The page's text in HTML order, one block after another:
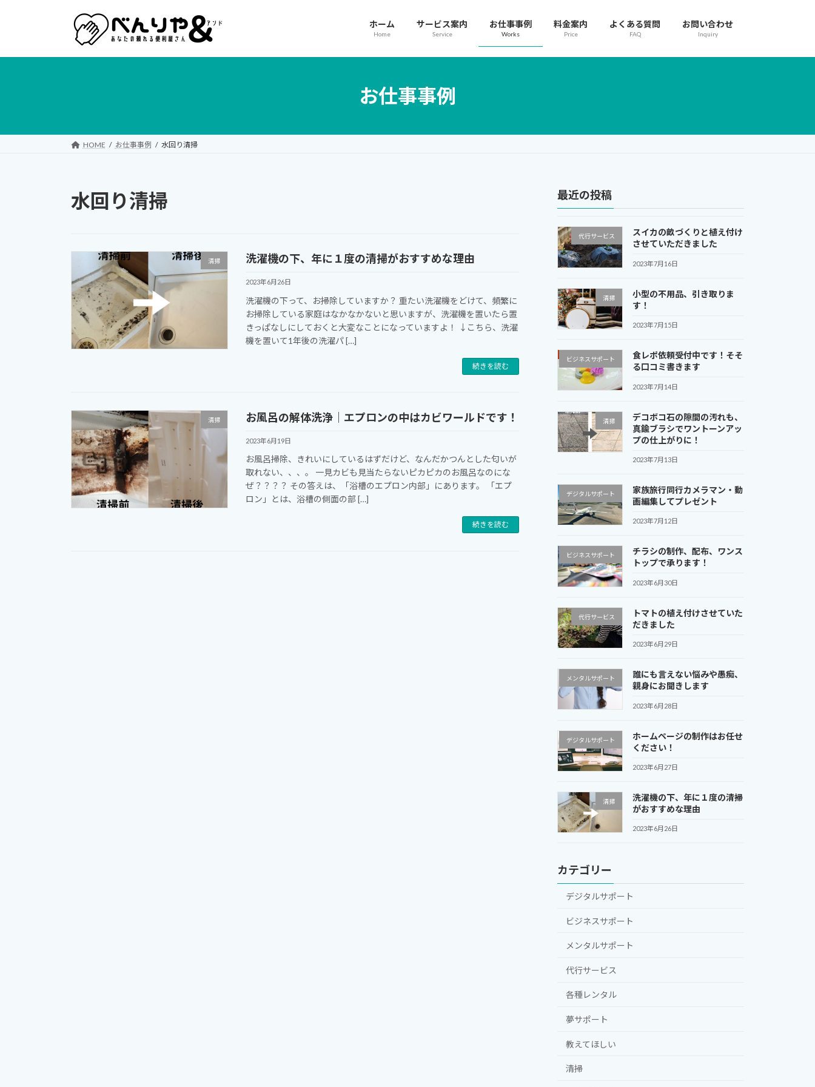
プ
動
ホーム
Home
サービス案内
Service
お仕事事例
Works
料金案内
Price
よくある質問
FAQ
お問い合わせ
Inquiry
お仕事事例
HOME お仕事事例 水回り清掃
水回り清掃
清掃 洗濯機の下、年に１度の清掃がおすすめな理由
2023年6月26日
洗濯機の下って、お掃除していますか？ 重たい洗濯機をどけて、頻繁に
お掃除している家庭はなかなかないと思いますが、洗濯機を置いたら置
きっぱなしにしておくと大変なことになっていますよ！ ↓こちら、洗濯
機を置いて1年後の洗濯パ […]
続きを読む
清掃 お風呂の解体洗浄｜エプロンの中はカビワールドです！
2023年6月19日
お風呂掃除、きれいにしているはずだけど、なんだかつんとした匂いが
取れない、、、。 一見カビも見当たらないピカピカのお風呂なのにな
ぜ？？？？ その答えは、「浴槽のエプロン内部」にあります。 「エプ
ロン」とは、浴槽の側面の部 […]
続きを読む
最近の投稿
代行サービス
スイカの畝づくりと植え付け
させていただきました
2023年7月16日
清掃
小型の不用品、引き取りま
す！
2023年7月15日
ビジネスサポート
食レポ依頼受付中です！そそ
る口コミ書きます
2023年7月14日
清掃
デコボコ石の隙間の汚れも、
真鍮ブラシでワントーンアッ
プの仕上がりに！
2023年7月13日
デジタルサポート
家族旅行同行カメラマン・動
画編集してプレゼント
2023年7月12日
ビジネスサポート
チラシの制作、配布、ワンス
トップで承ります！
2023年6月30日
代行サービス
トマトの植え付けさせていた
だきました
2023年6月29日
メンタルサポート
誰にも言えない悩みや愚痴、
親身にお聞きします
2023年6月28日
デジタルサポート
ホームページの制作はお任せ
ください！
2023年6月27日
清掃
洗濯機の下、年に１度の清掃
がおすすめな理由
2023年6月26日
カテゴリー
デジタルサポート
ビジネスサポート
メンタルサポート
代行サービス
各種レンタル
夢サポート
教えてほしい
清掃